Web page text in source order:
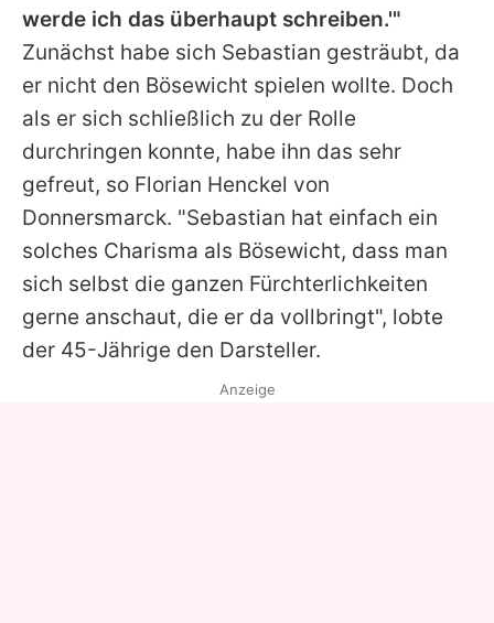
werde ich das überhaupt schreiben.'"
Zunächst habe sich Sebastian gesträubt, da
er nicht den Bösewicht spielen wollte. Doch
als er sich schließlich zu der Rolle
durchringen konnte, habe ihn das sehr
gefreut, so Florian Henckel von
Donnersmarck. "Sebastian hat einfach ein
solches Charisma als Bösewicht, dass man
sich selbst die ganzen Fürchterlichkeiten
gerne anschaut, die er da vollbringt", lobte
der 45-Jährige den Darsteller.
Anzeige